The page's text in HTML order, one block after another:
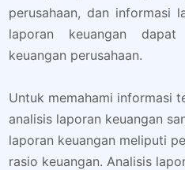
perusahaan, dan informasi
laporan keuangan
keuangan perusahaan.
Untuk memahami informasi
analisis laporan keuangan
laporan keuangan meliputi
rasio keuangan. Analisis